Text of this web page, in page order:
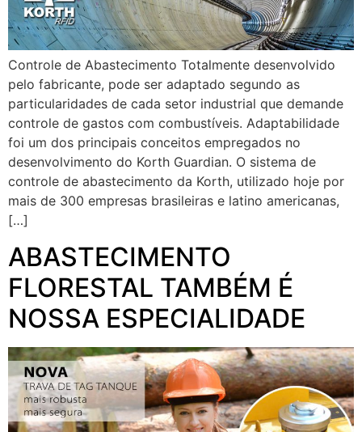
Controle de Abastecimento Totalmente desenvolvido
pelo fabricante, pode ser adaptado segundo as
particularidades de cada setor industrial que demande
controle de gastos com combustíveis. Adaptabilidade
foi um dos principais conceitos empregados no
desenvolvimento do Korth Guardian. O sistema de
controle de abastecimento da Korth, utilizado hoje por
mais de 300 empresas brasileiras e latino americanas,
[…]
ABASTECIMENTO
FLORESTAL TAMBÉM É
NOSSA ESPECIALIDADE